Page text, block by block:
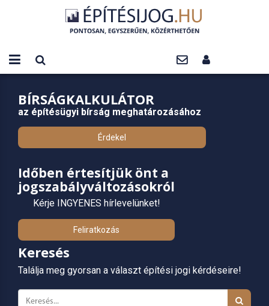
BÍRSÁGKALKULÁTOR
az építésügyi bírság meghatározásához
Érdekel
Időben értesítjük önt a
jogszabályváltozásokról
Kérje INGYENES hírlevelünket!
Feliratkozás
Keresés
Találja meg gyorsan a választ építési jogi kérdéseire!